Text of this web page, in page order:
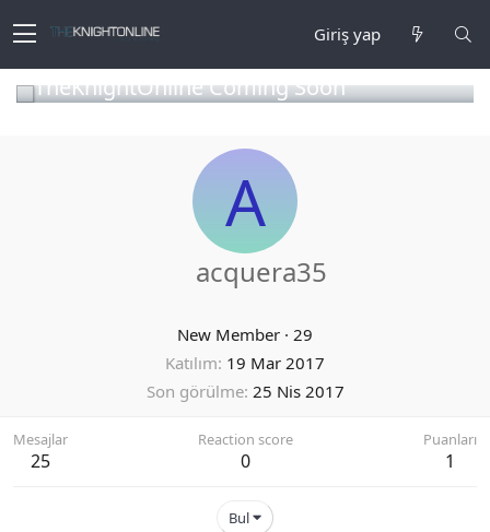
Giriş yap
TheKnightOnline Coming Soon
A
acquera35
New Member · 29
Katılım 19 Mar 2017
Son görülme 25 Nis 2017
Mesajlar
25
Reaction score
0
Puanları
1
Bul